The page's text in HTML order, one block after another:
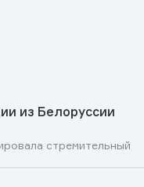
из Белоруссии
стремительный